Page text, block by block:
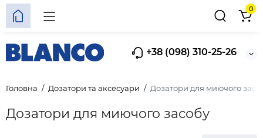
+38 (098) 310-25-26
0
Головна Дозатори та аксесуари Дозатори для миючого
Дозатори для миючого засобу